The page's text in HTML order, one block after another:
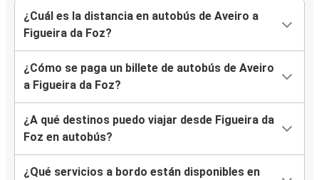
¿Cuál es la distancia en autobús de Aveiro a
Figueira da Foz?
¿Cómo se paga un billete de autobús de Aveiro
a Figueira da Foz?
¿A qué destinos puedo viajar desde Figueira da
Foz en autobús?
¿Qué servicios a bordo están disponibles en